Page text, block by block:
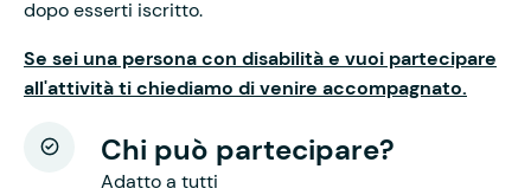
dopo esserti iscritto.
Se sei una persona con disabilità e vuoi partecipare
all'attività ti chiediamo di venire accompagnato.
Chi può partecipare?
Adatto a tutti